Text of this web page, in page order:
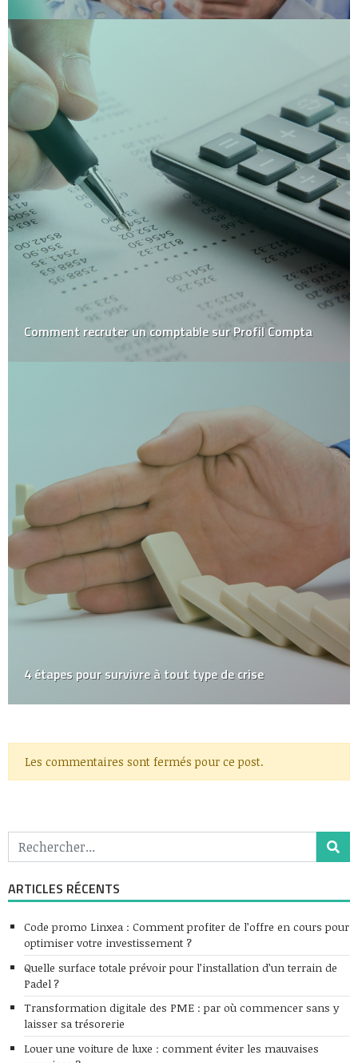
Comment recruter un comptable sur Profil Compta
4 étapes pour survivre à tout type de crise
Les commentaires sont fermés pour ce post.
ARTICLES RÉCENTS
Code promo Linxea : Comment profiter de l’offre en cours pour
optimiser votre investissement ?
Quelle surface totale prévoir pour l’installation d’un terrain de
Padel ?
Transformation digitale des PME : par où commencer sans y
laisser sa trésorerie
Louer une voiture de luxe : comment éviter les mauvaises